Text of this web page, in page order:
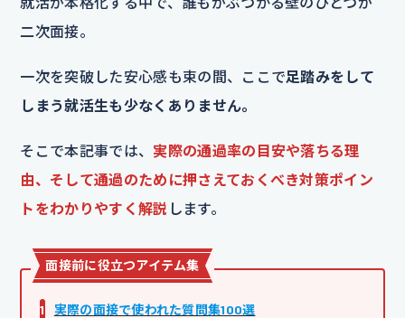
二次面接。
一次を突破した安心感も束の間、ここで足踏みをして
しまう就活生も少なくありません。
そこで本記事では、 実際の通過率の目安や落ちる理
由、そして通過のために押さえておくべき対策ポイン
トをわかりやすく解説 します。
面接前に役立つアイテム集
1
実際の面接で使われた質問集100選